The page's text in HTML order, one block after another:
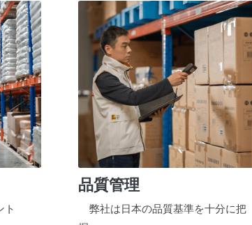
ト
品質管理
弊社は日本の品質基準を十分に把